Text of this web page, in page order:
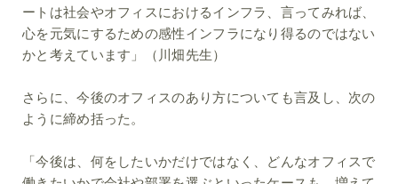
ートは社会やオフィスにおけるインフラ、言ってみれば、
心を元気にするための感性インフラになり得るのではない
かと考えています」（川畑先生）
さらに、今後のオフィスのあり方についても言及し、次の
ように締め括った。
「今後は、何をしたいかだけではなく、どんなオフィスで